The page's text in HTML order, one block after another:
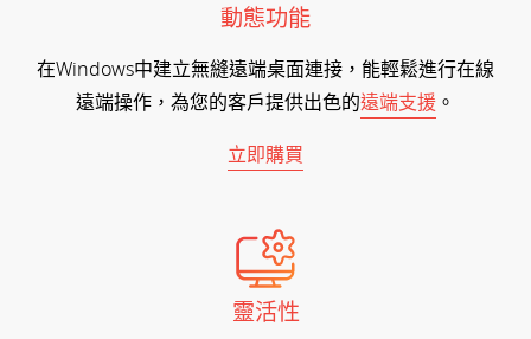
動態功能
在Windows中建立無縫遠端桌面連接，能輕鬆進行在線
遠端操作，為您的客戶提供出色的遠端支援 。
立即購買
靈活性